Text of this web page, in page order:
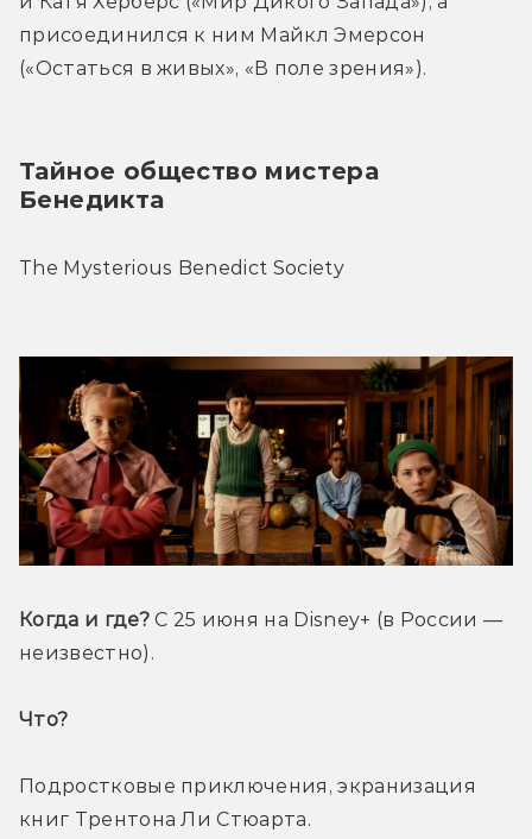
присоединился к ним Майкл Эмерсон
(«Остаться в живых», «В поле зрения»).
Тайное общество мистера
Бенедикта
The Mysterious Benedict Society
Когда и где? С 25 июня на Disney+ (в России —
неизвестно).
Что?
Подростковые приключения, экранизация
книг Трентона Ли Стюарта.